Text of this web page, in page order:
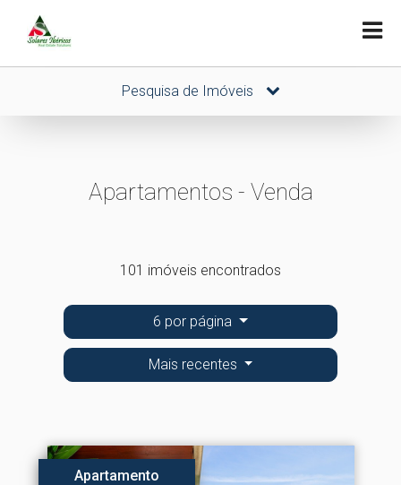
Pesquisa de Imóveis
Apartamentos - Venda
101 imóveis encontrados
6 por página
Mais recentes
Apartamento